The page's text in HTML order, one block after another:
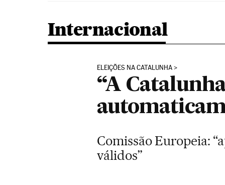
Internacional
ELEIÇÕES NA CATALUNHA
“A
Comissão Europeia:
válidos”